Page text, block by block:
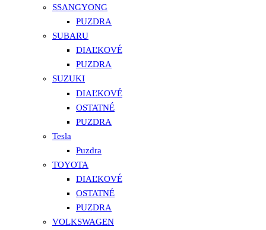
SSANGYONG
PUZDRA
SUBARU
DIAĽKOVÉ
PUZDRA
SUZUKI
DIAĽKOVÉ
OSTATNÉ
PUZDRA
Tesla
Puzdra
TOYOTA
DIAĽKOVÉ
OSTATNÉ
PUZDRA
VOLKSWAGEN